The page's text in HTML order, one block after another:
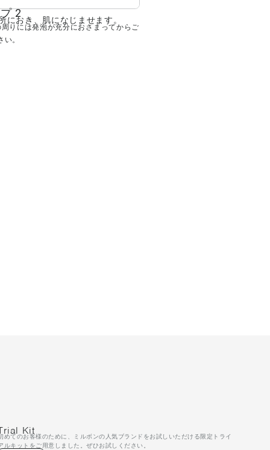
2
におき、肌になじませます。
りには発泡が充分におさまってからご
い。
Kit
めてのお客様のために、ミルボンの人気ブランドをお試しいただける限定トライ
ルキットをご用意しました。ぜひお試しください。